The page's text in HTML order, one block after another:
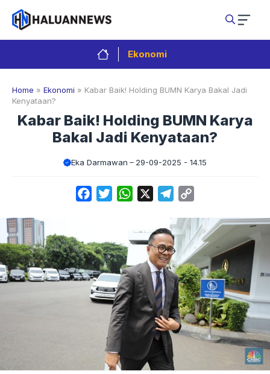
Langsung
isi
Ekonomi
Home » Ekonomi » Kabar Baik! Holding BUMN Karya Bakal Jadi
Kenyataan?
Kabar Baik! Holding BUMN Karya
Bakal Jadi Kenyataan?
Eka Darmawan 29-09-2025 - 14.15
FacebookTwitterWhatsApp Telegram